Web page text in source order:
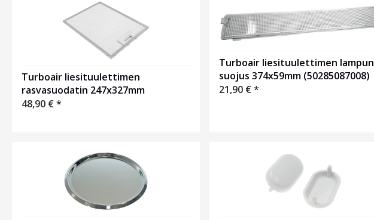
Turboair liesituulettimen
rasvasuodatin 247x327mm
48,90 €*
Turboair liesituulettimen lampun
suojus 374x59mm (50285087008)
21,90 €*